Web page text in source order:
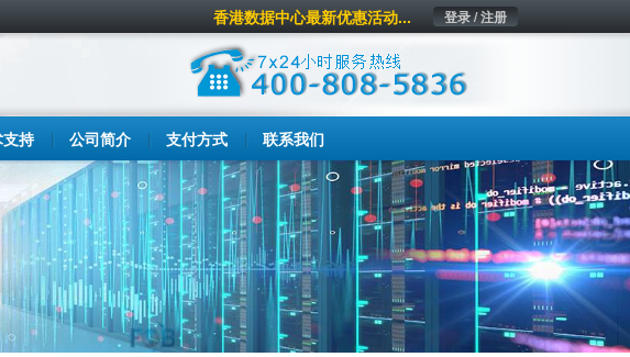
登录 / 注册
香港数据中心最新优惠活动...
持 公司简介 支付方式 联系我们